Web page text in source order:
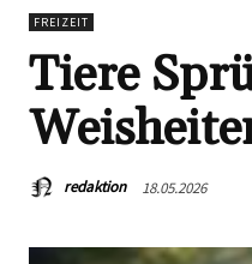
FREIZEIT
Tiere
redaktion 18.05.2026